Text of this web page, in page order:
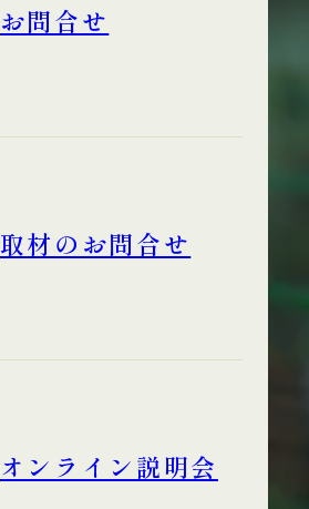
お問合せ
取材のお問合せ
オンライン説明会